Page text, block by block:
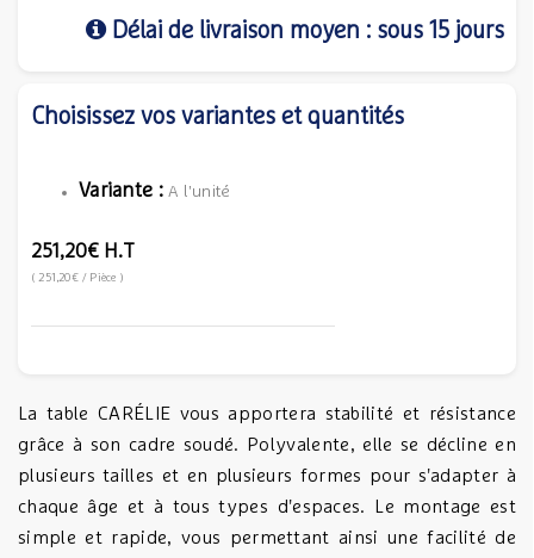
Délai de livraison moyen : sous 15 jours
Choisissez vos variantes et quantités
Variante :A l'unité
251,20€ H.T
(251,20€/ Pièce )
La table CARÉLIE vous apportera stabilité et résistance
grâce à son cadre soudé. Polyvalente, elle se décline en
plusieurs tailles et en plusieurs formes pour s'adapter à
chaque âge et à tous types d'espaces. Le montage est
simple et rapide, vous permettant ainsi une facilité de